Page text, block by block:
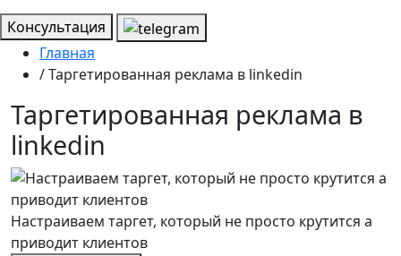
Консультация
Главная
/ Таргетированная реклама в linkedin
Таргетированная реклама в
linkedin
Настраиваем таргет, который не просто крутится а
приводит клиентов